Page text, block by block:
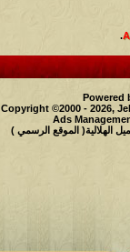
.
Powered
Copyright ©2000 - 2026,
Ads
الهلالية( الموقع الرسمي )